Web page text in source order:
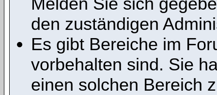
den zuständigen
Es gibt Bereiche im
vorbehalten sind. Sie
einen solchen Bereich